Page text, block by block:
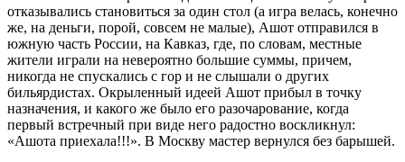
отказывались становиться за один стол (а игра велась, конечно
же, на деньги, порой, совсем не малые), Ашот отправился в
южную часть России, на Кавказ, где, по словам, местные
жители играли на невероятно большие суммы, причем,
никогда не спускались с гор и не слышали о других
бильярдистах. Окрыленный идеей Ашот прибыл в точку
назначения, и какого же было его разочарование, когда
первый встречный при виде него радостно воскликнул:
«Ашота приехала!!!». В Москву мастер вернулся без барышей.